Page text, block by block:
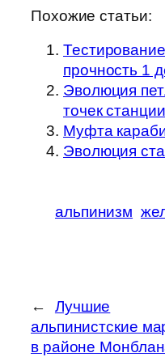
Похожие статьи:
прочность 1
Эволюция
точек станции
Муфта
Эволюция
альпинизм
←
Лучшие
альпинистские
в районе